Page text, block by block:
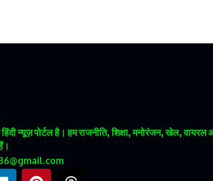
न्यूज़ पोर्टल है। हम राजनीति, शिक्षा, मनोरंजन, खेल,